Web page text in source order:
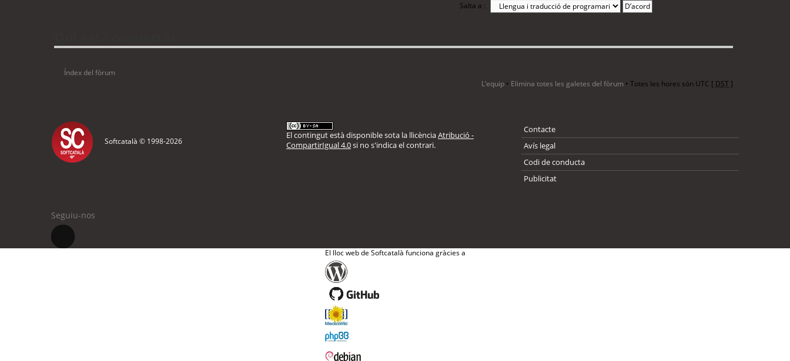
Salta a :
Índex del fòrum
L’equip • Elimina totes les galetes del fòrum • Totes les hores són UTC [ DST]
Softcatalà © 1998-2026
El contingut està disponible sota la llicènciaAtribució -
CompartirIgual 4.0si no s'indica el contrari.
Contacte
Avís legal
Codi de conducta
Publicitat
Seguiu-nos
El lloc web de Softcatalà funciona gràcies a